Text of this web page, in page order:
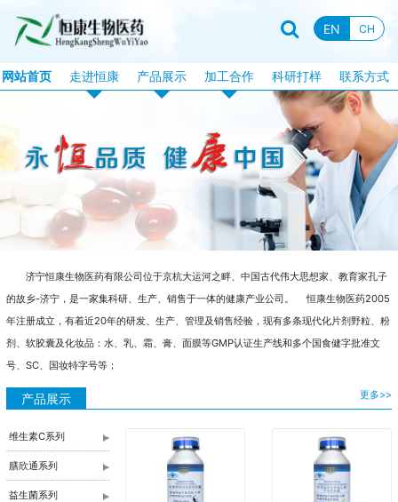
EN CH
网站首页
走进恒康
企业资质
行业资讯
企业文化
企业视频
品牌故事
产品展示
恒康产品
液饮产品
露酒系列
丸剂系列
化妆品系列
加工合作
片剂加工
固体饮料加工
软胶囊加工
包衣片加工
口服液体加工
丸剂加工
科研打样 联系方式
济宁恒康生物医药有限公司位于京杭大运河之畔、中国古代伟大思想家、教育家孔子
的故乡-济宁，是一家集科研、生产、销售于一体的健康产业公司。 恒康生物医药2005
年注册成立，有着近20年的研发、生产、管理及销售经验，现有多条现代化片剂野粒、粉
剂、软胶囊及化妆品：水、乳、霜、膏、面膜等GMP认证生产线和多个国食健字批准文
号、SC、国妆特字号等；
更多>>
产品展示
维生素C系列
膳欣通系列
益生菌系列